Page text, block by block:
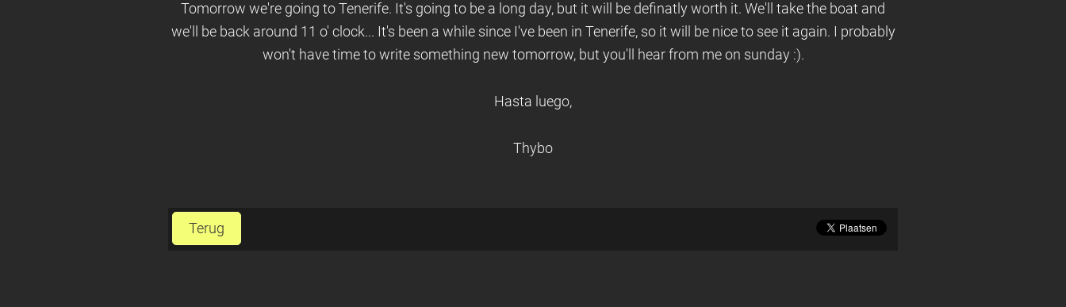
Tomorrow we're going to Tenerife. It's going to be a long day, but it will be definatly worth it. We'll take the boat and
we'll be back around 11 o' clock... It's been a while since I've been in Tenerife, so it will be nice to see it again. I probably
won't have time to write something new tomorrow, but you'll hear from me on sunday :).
Hasta luego,
Thybo
Terug